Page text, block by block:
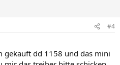
#4
gekauft dd 1158 und das mini